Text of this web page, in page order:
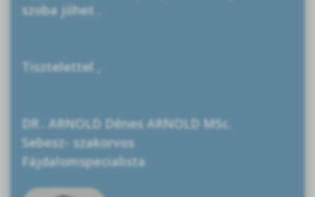
szoba jöhet .
Tisztelettel ,
DR . ARNOLD Dénes ARNOLD MSc.
Sebesz- szakorvos
Fájdalomspecialista